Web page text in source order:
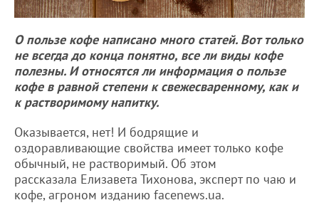
О пользе кофе написано много статей. Вот только
не всегда до конца понятно, все ли виды кофе
полезны. И относятся ли информация о пользе
кофе в равной степени к свежесваренному, как и
к растворимому напитку.
Оказывается, нет! И бодрящие и
оздоравливающие свойства имеет только кофе
обычный, не растворимый. Об этом
рассказала Елизавета Тихонова, эксперт по чаю и
кофе, агроном изданию facenews.ua.